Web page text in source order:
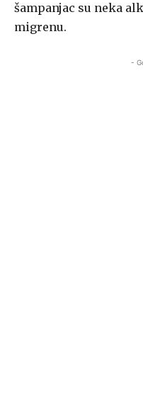
šampanjac su neka
migrenu.
-